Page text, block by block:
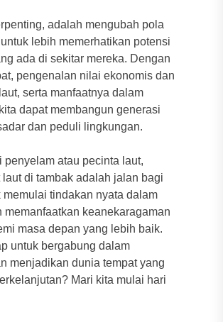
adalah mengubah pola
lebih memerhatikan potensi
ada di sekitar mereka. Dengan
pengenalan nilai ekonomis dan
serta manfaatnya dalam
dapat membangun generasi
dan peduli lingkungan.
penyelam atau pecinta laut,
laut di tambak adalah jalan bagi
memulai tindakan nyata dalam
memanfaatkan keanekaragaman
masa depan yang lebih baik.
untuk bergabung dalam
menjadikan dunia tempat yang
Mari kita mulai hari